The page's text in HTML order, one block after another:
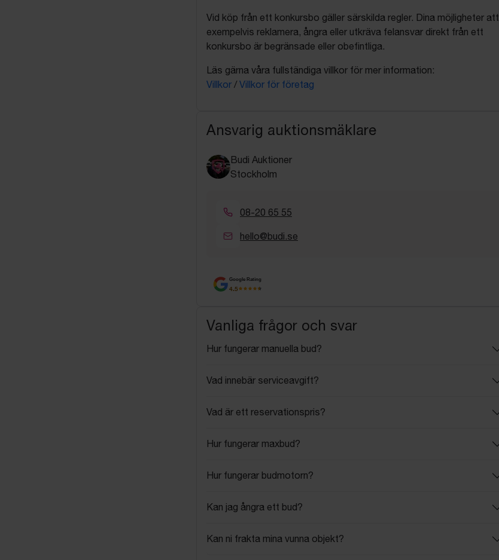
Vid köp från ett konkursbo gäller särskilda regler. Dina möjligheter att
exempelvis reklamera, ångra eller utkräva felansvar direkt från ett
konkursbo är begränsade eller obefintliga.
Läs gärna våra fullständiga villkor för mer information:
Villkor / Villkor för företag
Ansvarig auktionsmäklare
Budi Auktioner
Stockholm
08-20 65 55
hello@budi.se
Google Rating
4.5
Vanliga frågor och svar
Hur fungerar manuella bud?
Vad innebär serviceavgift?
Vad är ett reservationspris?
Hur fungerar maxbud?
Hur fungerar budmotorn?
Kan jag ångra ett bud?
Kan ni frakta mina vunna objekt?